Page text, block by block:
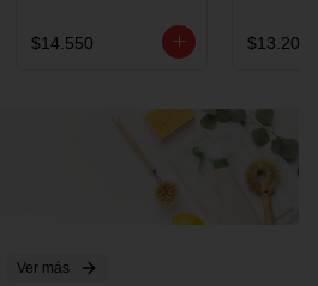
X 20 GRS
$14.550
X 15
$13.200
Ver más